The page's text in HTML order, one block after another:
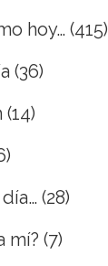
hoy… (415)
(36)
(14)
(28)
mí? (7)